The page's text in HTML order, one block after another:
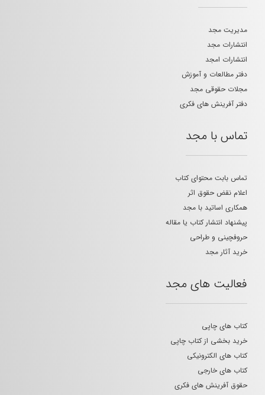
مدیریت مجد
انتشارات مجد
انتشارات امجد
دفتر مطالعات و آموزش
مجلات حقوقی مجد
دفتر آفرینش های فکری
تماس با مجد
تماس بابت محتوای کتاب
اعلام نقض حقوق اثر
همکاری اساتید با مجد
پیشنهاد انتشار کتاب یا مقاله
حروفچینی و طراحی
خرید آثار مجد
فعالیت های مجد
کتاب های چاپی
خرید بخشی از کتاب چاپی
کتاب های الکترونیکی
کتاب های خارجی
حقوق آفرینش های فکری